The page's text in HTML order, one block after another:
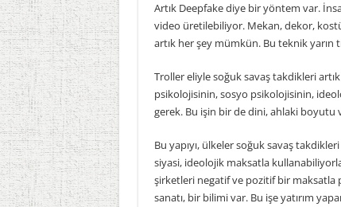
Artık Deepfake diye bir yöntem var.
video üretilebiliyor. Mekan, dekor,
artık her şey mümkün. Bu teknik
Troller eliyle soğuk savaş takdikleri
psikolojisinin, sosyo psikolojisinin,
gerek. Bu işin bir de dini, ahlaki boyutu
Bu yapıyı, ülkeler soğuk savaş
siyasi, ideolojik maksatla
şirketleri negatif ve pozitif bir
sanatı, bir bilimi var. Bu işe yatırım